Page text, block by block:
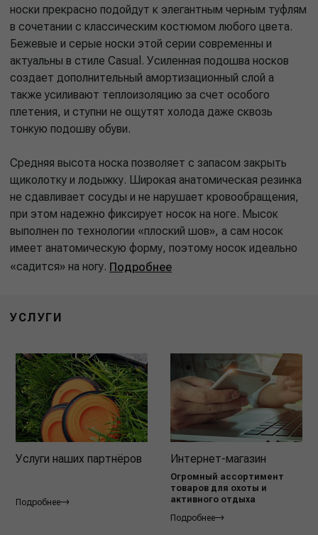
носки прекрасно подойдут к элегантным черным туфлям
в сочетании с классическим костюмом любого цвета.
Бежевые и серые носки этой серии современны и
актуальны в стиле Casual. Усиленная подошва носков
создает дополнительный амортизационный слой а
также усиливают теплоизоляцию за счет особого
плетения, и ступни не ощутят холода даже сквозь
тонкую подошву обуви.
Средняя высота носка позволяет с запасом закрыть
щиколотку и лодыжку. Широкая анатомическая резинка
не сдавливает сосуды и не нарушает кровообращения,
при этом надежно фиксирует носок на ноге. Мысок
выполнен по технологии «плоский шов», а сам носок
имеет анатомическую форму, поэтому носок идеально
«садится» на ногу. Подробнее
УСЛУГИ
Услуги наших партнёров
Подробнее
Интернет-магазин
Огромный ассортимент
товаров для охоты и
активного отдыха
Подробнее